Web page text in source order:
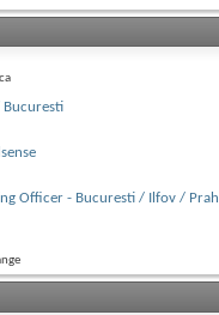
Bucuresti
Officer - Bucuresti / Ilfov /